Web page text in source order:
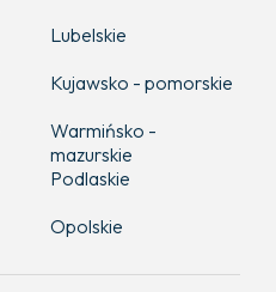
Lubelskie
Kujawsko - pomorskie
Warmińsko -
mazurskie
Podlaskie
Opolskie